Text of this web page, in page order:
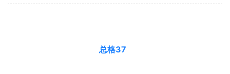
总格37